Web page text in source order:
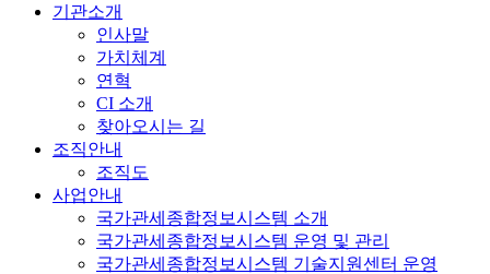
기관소개
인사말
가치체계
연혁
CI 소개
찾아오시는 길
조직안내
조직도
사업안내
국가관세종합정보시스템 소개
국가관세종합정보시스템 운영 및 관리
국가관세종합정보시스템 기술지원센터 운영